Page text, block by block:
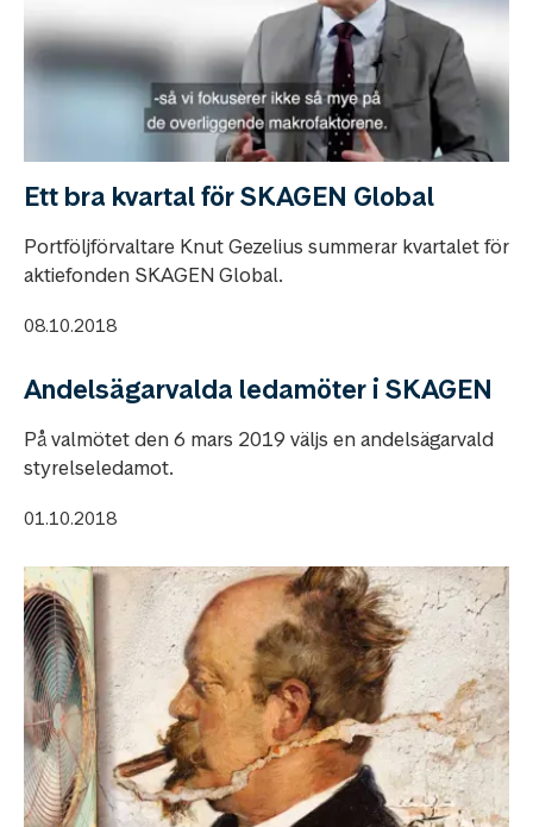
Ett bra kvartal för SKAGEN Global
Portföljförvaltare Knut Gezelius summerar kvartalet för
aktiefonden SKAGEN Global.
08.10.2018
Andelsägarvalda ledamöter i SKAGEN
På valmötet den 6 mars 2019 väljs en andelsägarvald
styrelseledamot.
01.10.2018